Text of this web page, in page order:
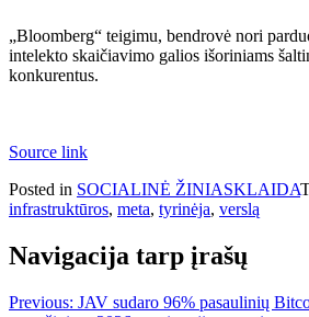
„Bloomberg“ teigimu, bendrovė nori
intelekto skaičiavimo galios išoriniams
konkurentus.
Source link
Posted in SOCIALINĖ ŽINIASKLAIDA
infrastruktūros, meta, tyrinėja, verslą
Navigacija tarp įrašų
Previous: JAV sudaro 96% pasaulinių